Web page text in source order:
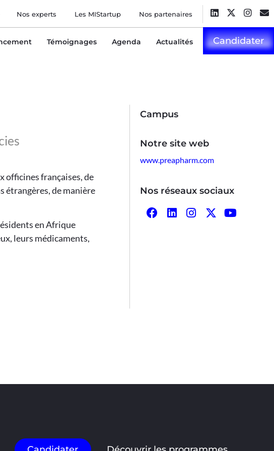
Nos experts Les MIStartup Nos partenaires
Témoignages Agenda Actualités Candidater
officines françaises, de
étrangères, de manière
en Afrique
leurs médicaments,
Campus
Notre site web
www.preapharm.com
Nos réseaux sociaux